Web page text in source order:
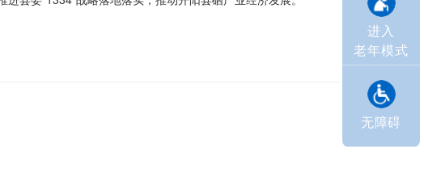
进入
老年模式
无障碍